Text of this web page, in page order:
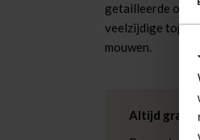
getailleerde
veelzijdige top is
mouwen.
Altijd gratis